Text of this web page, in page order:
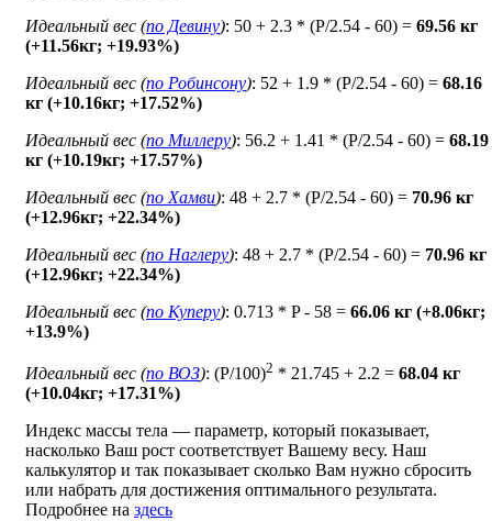
Идеальный вес (по Девину): 50 + 2.3 * (P/2.54 - 60) = 69.56 кг
(+11.56кг; +19.93%)
Идеальный вес (по Робинсону): 52 + 1.9 * (P/2.54 - 60) = 68.16
кг (+10.16кг; +17.52%)
Идеальный вес (по Миллеру): 56.2 + 1.41 * (P/2.54 - 60) = 68.19
кг (+10.19кг; +17.57%)
Идеальный вес (по Хамви): 48 + 2.7 * (P/2.54 - 60) = 70.96 кг
(+12.96кг; +22.34%)
Идеальный вес (по Наглеру): 48 + 2.7 * (P/2.54 - 60) = 70.96 кг
(+12.96кг; +22.34%)
Идеальный вес (по Куперу): 0.713 * P - 58 = 66.06 кг (+8.06кг;
+13.9%)
Идеальный вес (по ВОЗ): (P/100)2 * 21.745 + 2.2 = 68.04 кг
(+10.04кг; +17.31%)
Индекс массы тела — параметр, который показывает,
насколько Ваш рост соответствует Вашему весу. Наш
калькулятор и так показывает сколько Вам нужно сбросить
или набрать для достижения оптимального результата.
Подробнее на здесь